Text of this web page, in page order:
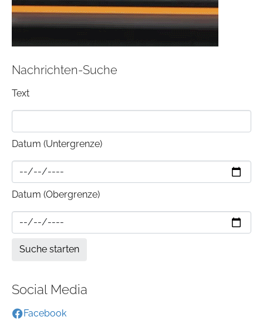
Nachrichten-Suche
Text
Datum (Untergrenze)
Datum (Obergrenze)
Social Media
Facebook